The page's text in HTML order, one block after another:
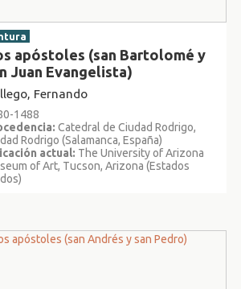
apóstoles (san Bartolomé y
Juan Evangelista)
Fernando
1488
Catedral de Ciudad Rodrigo,
Rodrigo (Salamanca, España)
actual: The University of Arizona
of Art, Tucson, Arizona (Estados